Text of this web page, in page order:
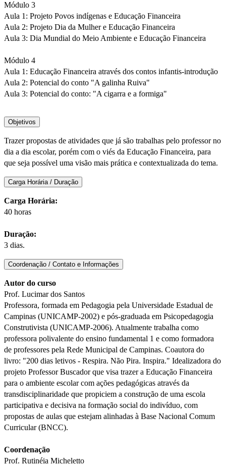
Módulo 3
Aula 1: Projeto Povos indígenas e Educação Financeira
Aula 2: Projeto Dia da Mulher e Educação Financeira
Aula 3: Dia Mundial do Meio Ambiente e Educação Financeira
Módulo 4
Aula 1: Educação Financeira através dos contos infantis-introdução
Aula 2: Potencial do conto "A galinha Ruiva"
Aula 3: Potencial do conto: "A cigarra e a formiga"
Objetivos
Trazer propostas de atividades que já são trabalhas pelo professor no
dia a dia escolar, porém com o viés da Educação Financeira, para
que seja possível uma visão mais prática e contextualizada do tema.
Carga Horária / Duração
Carga Horária:
40 horas
Duração:
3 dias.
Coordenação / Contato e Informações
Autor do curso
Prof. Lucimar dos Santos
Professora, formada em Pedagogia pela Universidade Estadual de
Campinas (UNICAMP-2002) e pós-graduada em Psicopedagogia
Construtivista (UNICAMP-2006). Atualmente trabalha como
professora polivalente do ensino fundamental 1 e como formadora
de professores pela Rede Municipal de Campinas. Coautora do
livro: "200 dias letivos - Respira. Não Pira. Inspira." Idealizadora do
projeto Professor Buscador que visa trazer a Educação Financeira
para o ambiente escolar com ações pedagógicas através da
transdisciplinaridade que propiciem a construção de uma escola
participativa e decisiva na formação social do indivíduo, com
propostas de aulas que estejam alinhadas à Base Nacional Comum
Curricular (BNCC).
Coordenação
Prof. Rutinéia Micheletto